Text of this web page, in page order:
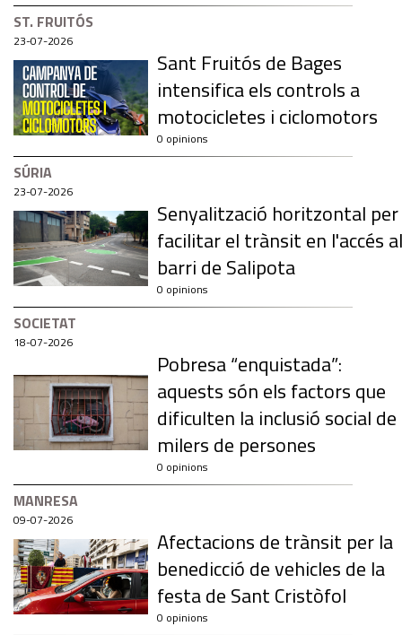
ST. FRUITÓS
23-07-2026
Sant Fruitós de Bages
intensifica els controls a
motocicletes i ciclomotors
0 opinions
SÚRIA
23-07-2026
Senyalització horitzontal per
facilitar el trànsit en l'accés al
barri de Salipota
0 opinions
SOCIETAT
18-07-2026
Pobresa “enquistada”:
aquests són els factors que
dificulten la inclusió social de
milers de persones
0 opinions
MANRESA
09-07-2026
Afectacions de trànsit per la
benedicció de vehicles de la
festa de Sant Cristòfol
0 opinions